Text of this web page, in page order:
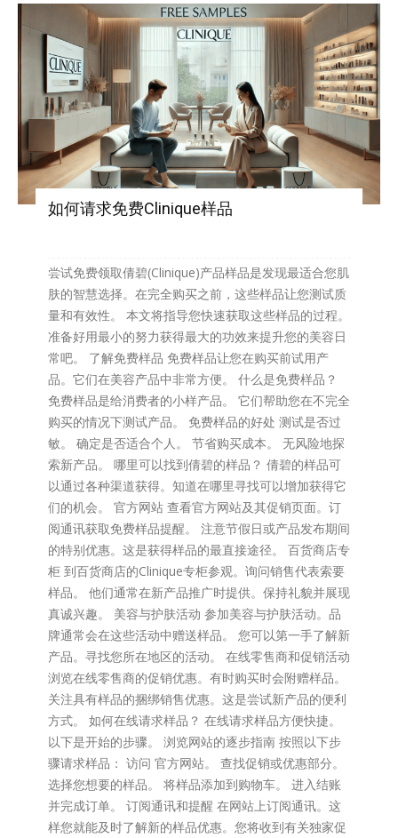
如何请求免费Clinique样品
尝试免费领取倩碧(Clinique)产品样品是发现最适合您肌
肤的智慧选择。在完全购买之前，这些样品让您测试质
量和有效性。 本文将指导您快速获取这些样品的过程。
准备好用最小的努力获得最大的功效来提升您的美容日
常吧。 了解免费样品 免费样品让您在购买前试用产
品。它们在美容产品中非常方便。 什么是免费样品？
免费样品是给消费者的小样产品。 它们帮助您在不完全
购买的情况下测试产品。 免费样品的好处 测试是否过
敏。 确定是否适合个人。 节省购买成本。 无风险地探
索新产品。 哪里可以找到倩碧的样品？ 倩碧的样品可
以通过各种渠道获得。知道在哪里寻找可以增加获得它
们的机会。 官方网站 查看官方网站及其促销页面。订
阅通讯获取免费样品提醒。 注意节假日或产品发布期间
的特别优惠。这是获得样品的最直接途径。 百货商店专
柜 到百货商店的Clinique专柜参观。询问销售代表索要
样品。 他们通常在新产品推广时提供。保持礼貌并展现
真诚兴趣。 美容与护肤活动 参加美容与护肤活动。品
牌通常会在这些活动中赠送样品。 您可以第一手了解新
产品。寻找您所在地区的活动。 在线零售商和促销活动
浏览在线零售商的促销优惠。有时购买时会附赠样品。
关注具有样品的捆绑销售优惠。这是尝试新产品的便利
方式。 如何在线请求样品？ 在线请求样品方便快捷。
以下是开始的步骤。 浏览网站的逐步指南 按照以下步
骤请求样品： 访问 官方网站。 查找促销或优惠部分。
选择您想要的样品。 将样品添加到购物车。 进入结账
并完成订单。 订阅通讯和提醒 在网站上订阅通讯。这
样您就能及时了解新的样品优惠。您将收到有关独家促